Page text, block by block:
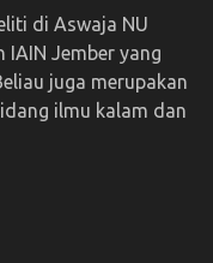
di Aswaja NU
IAIN Jember yang
juga merupakan
ilmu kalam dan